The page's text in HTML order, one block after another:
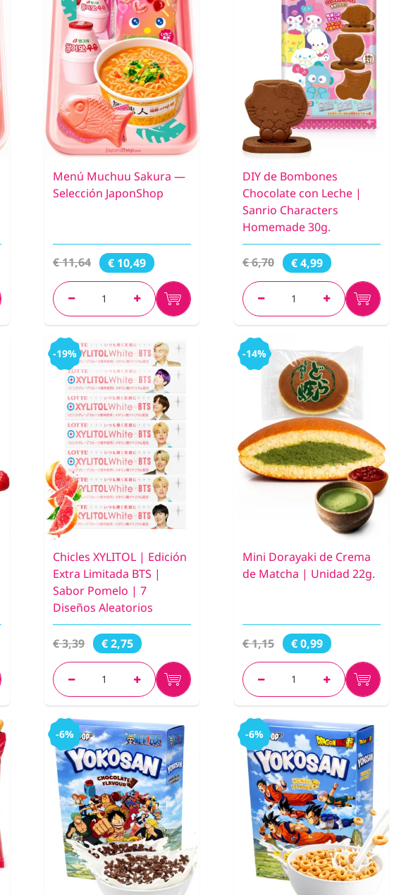
Menú Muchuu Sakura —
Selección JaponShop
€ 11,64 € 10,49
DIY de Bombones
Chocolate con Leche |
Sanrio Characters
Homemade 30g.
€ 6,70 € 4,99
-19%
Chicles XYLITOL | Edición
Extra Limitada BTS |
Sabor Pomelo | 7
Diseños Aleatorios
€ 3,39 € 2,75
-14%
Mini Dorayaki de Crema
de Matcha | Unidad 22g.
€ 1,15 € 0,99
-6% -6%